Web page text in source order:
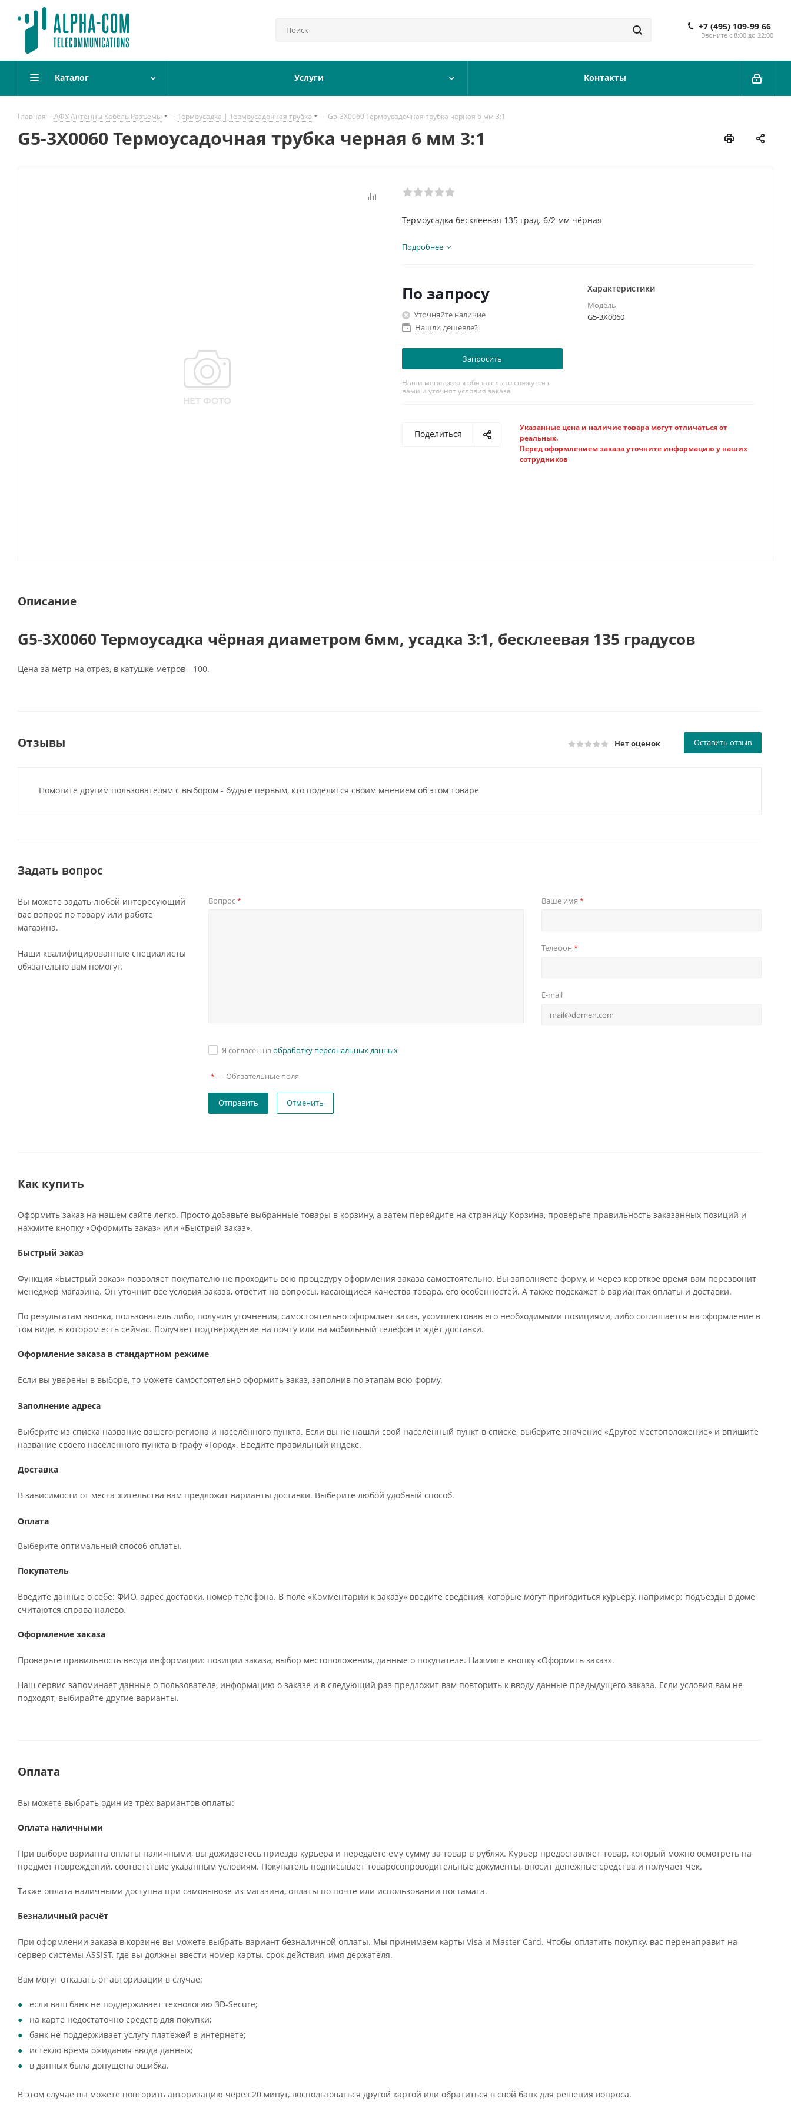
+7 (495) 109-99 66
Звоните с 8:00 до 22:00
Каталог Услуги Контакты
Главная - АФУ Антенны Кабель Разъемы - Термоусадка | Термоусадочная трубка - G5-3X0060 Термоусадочная трубка черная 6 мм 3:1
G5-3X0060 Термоусадочная трубка черная 6 мм 3:1
Термоусадка бесклеевая 135 град. 6/2 мм чёрная
Подробнее
По запросу
Уточняйте наличие
Нашли дешевле?
Запросить
Наши менеджеры обязательно свяжутся с
вами и уточнят условия заказа
Характеристики
Модель
G5-3X0060
Поделиться
Указанные цена и наличие товара могут отличаться от
реальных.
Перед оформлением заказа уточните информацию у наших
сотрудников
Описание
G5-3X0060 Термоусадка чёрная диаметром 6мм, усадка 3:1, бесклеевая 135 градусов
Цена за метр на отрез, в катушке метров - 100.
Отзывы Нет оценок Оставить отзыв
Помогите другим пользователям с выбором - будьте первым, кто поделится своим мнением об этом товаре
Задать вопрос
Вы можете задать любой интересующий
вас вопрос по товару или работе
магазина.
Наши квалифицированные специалисты
обязательно вам помогут.
Вопрос* Ваше имя *
Телефон *
E-mail
Я согласен на обработку персональных данных
* — Обязательные поля
Отменить
Как купить
Оформить заказ на нашем сайте легко. Просто добавьте выбранные товары в корзину, а затем перейдите на страницу Корзина, проверьте правильность заказанных позиций и
нажмите кнопку «Оформить заказ» или «Быстрый заказ».
Быстрый заказ
Функция «Быстрый заказ» позволяет покупателю не проходить всю процедуру оформления заказа самостоятельно. Вы заполняете форму, и через короткое время вам перезвонит
менеджер магазина. Он уточнит все условия заказа, ответит на вопросы, касающиеся качества товара, его особенностей. А также подскажет о вариантах оплаты и доставки.
По результатам звонка, пользователь либо, получив уточнения, самостоятельно оформляет заказ, укомплектовав его необходимыми позициями, либо соглашается на оформление в
том виде, в котором есть сейчас. Получает подтверждение на почту или на мобильный телефон и ждёт доставки.
Оформление заказа в стандартном режиме
Если вы уверены в выборе, то можете самостоятельно оформить заказ, заполнив по этапам всю форму.
Заполнение адреса
Выберите из списка название вашего региона и населённого пункта. Если вы не нашли свой населённый пункт в списке, выберите значение «Другое местоположение» и впишите
название своего населённого пункта в графу «Город». Введите правильный индекс.
Доставка
В зависимости от места жительства вам предложат варианты доставки. Выберите любой удобный способ.
Оплата
Выберите оптимальный способ оплаты.
Покупатель
Введите данные о себе: ФИО, адрес доставки, номер телефона. В поле «Комментарии к заказу» введите сведения, которые могут пригодиться курьеру, например: подъезды в доме
считаются справа налево.
Оформление заказа
Проверьте правильность ввода информации: позиции заказа, выбор местоположения, данные о покупателе. Нажмите кнопку «Оформить заказ».
Наш сервис запоминает данные о пользователе, информацию о заказе и в следующий раз предложит вам повторить к вводу данные предыдущего заказа. Если условия вам не
подходят, выбирайте другие варианты.
Оплата
Вы можете выбрать один из трёх вариантов оплаты:
Оплата наличными
При выборе варианта оплаты наличными, вы дожидаетесь приезда курьера и передаёте ему сумму за товар в рублях. Курьер предоставляет товар, который можно осмотреть на
предмет повреждений, соответствие указанным условиям. Покупатель подписывает товаросопроводительные документы, вносит денежные средства и получает чек.
Также оплата наличными доступна при самовывозе из магазина, оплаты по почте или использовании постамата.
Безналичный расчёт
При оформлении заказа в корзине вы можете выбрать вариант безналичной оплаты. Мы принимаем карты Visa и Master Card. Чтобы оплатить покупку, вас перенаправит на
сервер системы ASSIST, где вы должны ввести номер карты, срок действия, имя держателя.
Вам могут отказать от авторизации в случае:
если ваш банк не поддерживает технологию 3D-Secure;
на карте недостаточно средств для покупки;
банк не поддерживает услугу платежей в интернете;
истекло время ожидания ввода данных;
в данных была допущена ошибка.
В этом случае вы можете повторить авторизацию через 20 минут, воспользоваться другой картой или обратиться в свой банк для решения вопроса.